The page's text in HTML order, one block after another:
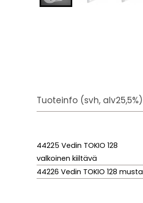
Tuoteinfo (svh, alv25,5%)
44225 Vedin TOKIO 128
valkoinen kiiltävä
44226 Vedin TOKIO 128 musta